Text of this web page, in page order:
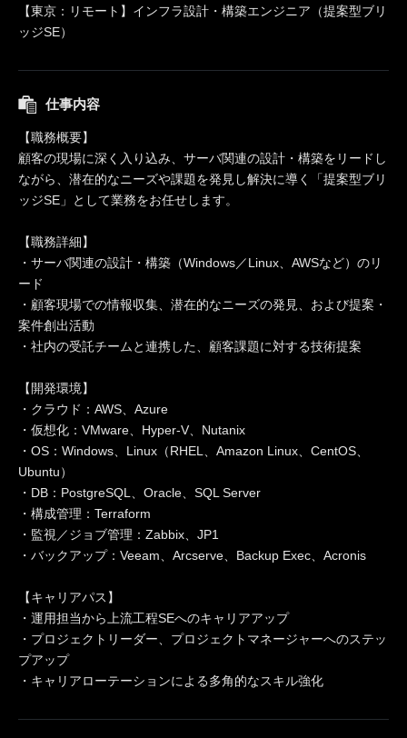
【東京：リモート】インフラ設計・構築エンジニア（提案型ブリ
ッジSE）
仕事内容
【職務概要】
顧客の現場に深く入り込み、サーバ関連の設計・構築をリードし
ながら、潜在的なニーズや課題を発見し解決に導く「提案型ブリ
ッジSE」として業務をお任せします。
【職務詳細】
・サーバ関連の設計・構築（Windows／Linux、AWSなど）のリ
ード
・顧客現場での情報収集、潜在的なニーズの発見、および提案・
案件創出活動
・社内の受託チームと連携した、顧客課題に対する技術提案
【開発環境】
・クラウド：AWS、Azure
・仮想化：VMware、Hyper-V、Nutanix
・OS：Windows、Linux（RHEL、Amazon Linux、CentOS、
Ubuntu）
・DB：PostgreSQL、Oracle、SQL Server
・構成管理：Terraform
・監視／ジョブ管理：Zabbix、JP1
・バックアップ：Veeam、Arcserve、Backup Exec、Acronis
【キャリアパス】
・運用担当から上流工程SEへのキャリアアップ
・プロジェクトリーダー、プロジェクトマネージャーへのステッ
プアップ
・キャリアローテーションによる多角的なスキル強化